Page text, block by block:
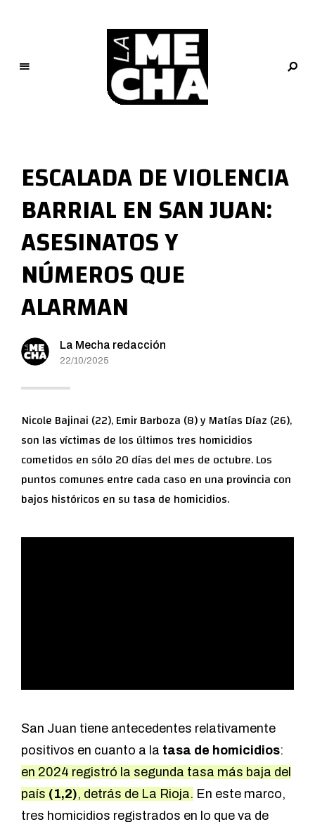
M
e
c
h
a
PERIODISMO DIGITAL
ESCALADA DE VIOLENCIA
BARRIAL EN SAN JUAN:
ASESINATOS Y
NÚMEROS QUE
ALARMAN
La Mecha redacción
22/10/2025
Nicole Bajinai (22), Emir Barboza (8) y Matías Díaz (26),
son las víctimas de los últimos tres homicidios
cometidos en sólo 20 días del mes de octubre. Los
puntos comunes entre cada caso en una provincia con
bajos históricos en su tasa de homicidios.
San Juan tiene antecedentes relativamente
positivos en cuanto a la tasa de homicidios:
en 2024 registró la segunda tasa más baja del
país (1,2), detrás de La Rioja. En este marco,
tres homicidios registrados en lo que va de